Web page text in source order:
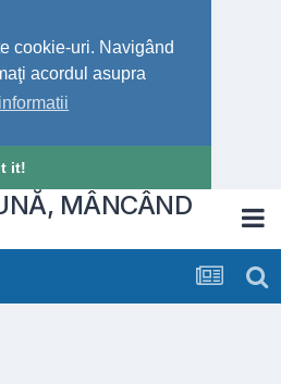
cookie-uri. Navigând
acordul asupra
it!
MÂNCÂND